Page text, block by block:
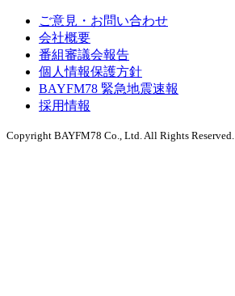
ご意見・お問い合わせ
会社概要
番組審議会報告
個人情報保護方針
BAYFM78 緊急地震速報
採用情報
Copyright BAYFM78 Co., Ltd. All Rights Reserved.